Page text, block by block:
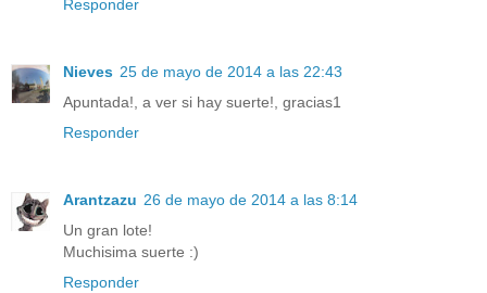
Responder
Nieves 25 de mayo de 2014 a las 22:43
Apuntada!, a ver si hay suerte!, gracias1
Responder
Arantzazu 26 de mayo de 2014 a las 8:14
Un gran lote!
Muchisima suerte :)
Responder